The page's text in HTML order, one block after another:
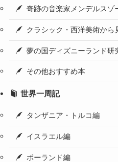
奇跡の音楽家メンデルスゾ
クラシック・西洋美術から
夢の国ディズニーランド研
その他おすすめ本
世界一周記
タンザニア・トルコ編
イスラエル編
ポーランド編